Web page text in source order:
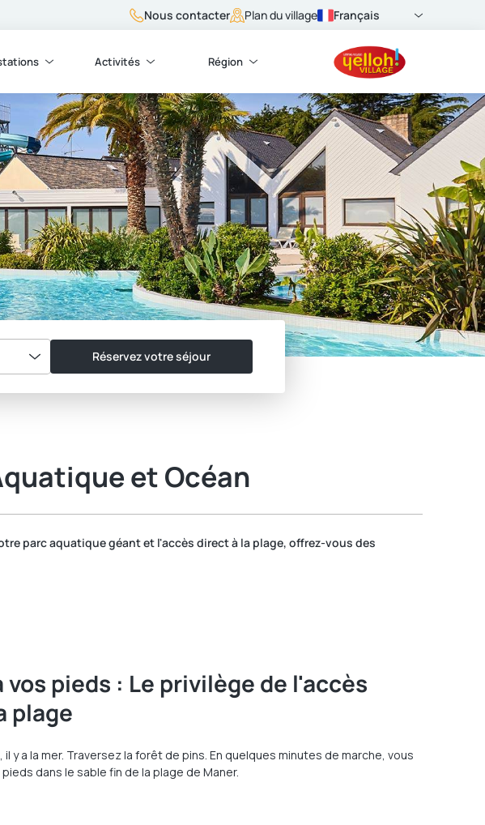
Nous contacter Plan du village Français
Activités Région
Réservez votre séjour
et Océan
parc aquatique géant et l'accès direct à la plage, offrez-vous des
vos pieds : Le privilège de l'accès
plage
y a la mer. Traversez la forêt de pins. En quelques minutes de marche, vous
dans le sable fin de la plage de Maner.